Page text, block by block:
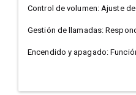
Control de volumen: Ajuste
Gestión de llamadas:
Encendido y apagado: